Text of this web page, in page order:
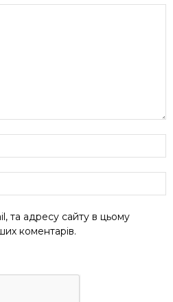
та адресу сайту в цьому
коментарів.